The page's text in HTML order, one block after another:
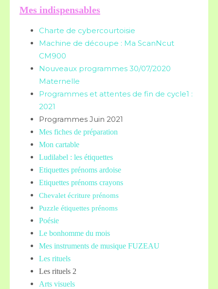
Mes indispensables
Charte de cybercourtoisie
Machine de découpe : Ma ScanNcut
CM900
Nouveaux programmes 30/07/2020
Maternelle
Programmes et attentes de fin de cycle1 :
2021
Programmes Juin 2021
Mes fiches de préparation
Mon cartable
Ludilabel : les étiquettes
Etiquettes prénoms ardoise
Etiquettes prénoms crayons
Chevalet écriture prénoms
Puzzle étiquettes prénoms
Poésie
Le bonhomme du mois
Mes instruments de musique FUZEAU
Les rituels
Les rituels 2
Arts visuels